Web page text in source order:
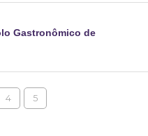
Gastronômico de
4 5